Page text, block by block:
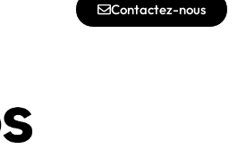
Contactez-nous